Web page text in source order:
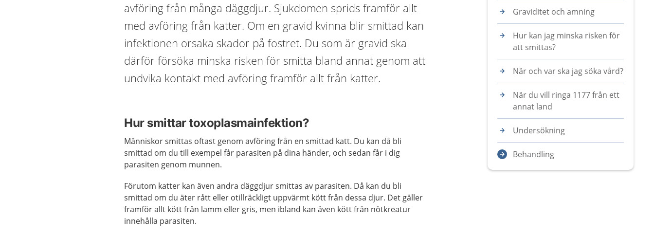
avföring från många däggdjur. Sjukdomen sprids framför allt
med avföring från katter. Om en gravid kvinna blir smittad kan
infektionen orsaka skador på fostret. Du som är gravid ska
därför försöka minska risken för smitta bland annat genom att
undvika kontakt med avföring framför allt från katter.
Hur smittar toxoplasmainfektion?
Människor smittas oftast genom avföring från en smittad katt. Du kan då bli
smittad om du till exempel får parasiten på dina händer, och sedan får i dig
parasiten genom munnen.
Förutom katter kan även andra däggdjur smittas av parasiten. Då kan du bli
smittad om du äter rått eller otillräckligt uppvärmt kött från dessa djur. Det gäller
framför allt kött från lamm eller gris, men ibland kan även kött från nötkreatur
innehålla parasiten.
Graviditet och amning
Hur kan jag minska risken för
att smittas?
När och var ska jag söka vård?
När du vill ringa 1177 från ett
annat land
Undersökning
Behandling